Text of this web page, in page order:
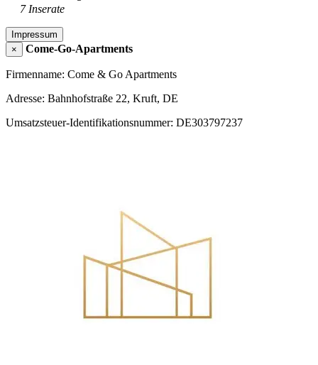
7 Inserate
Impressum
×
Come-Go-Apartments
Firmenname: Come & Go Apartments
Adresse: Bahnhofstraße 22, Kruft, DE
Umsatzsteuer-Identifikationsnummer: DE303797237